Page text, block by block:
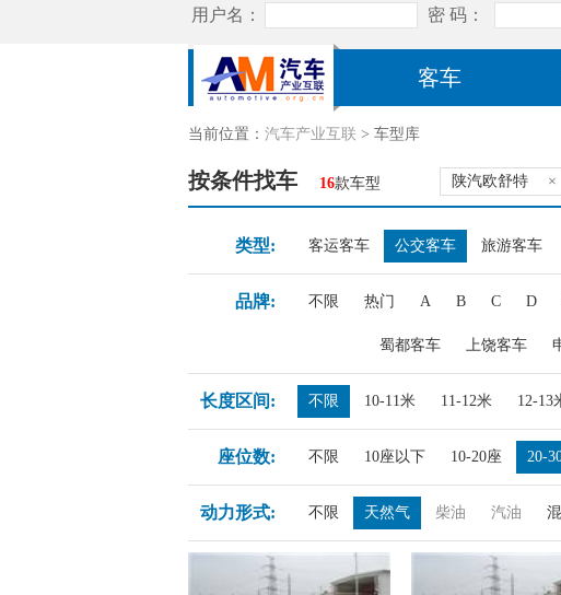
客车
当前位置： 汽车产业互联 > 车型库
按条件找车 16款车型 陕汽欧舒特 ×
类型: 客运客车 公交客车 旅游客车
品牌: 不限 热门 A B C D
蜀都客车 上饶客车
长度区间: 不限 10-11米 11-12米 12-13
座位数: 不限 10座以下 10-20座 20-
动力形式: 不限 天然气 柴油 汽油